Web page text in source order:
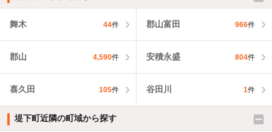
舞木 44件 郡山富田 966件
郡山 4,590件 安積永盛 804件
喜久田 105件 谷田川 1件
堤下町近隣の町域から探す